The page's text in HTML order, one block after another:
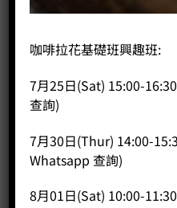
咖啡拉花基礎班興趣班:
7月25日(Sat) 15:00-
查詢)
7月30日(Thur) 14:00-
Whatsapp 查詢)
8月01日(Sat) 10:00-